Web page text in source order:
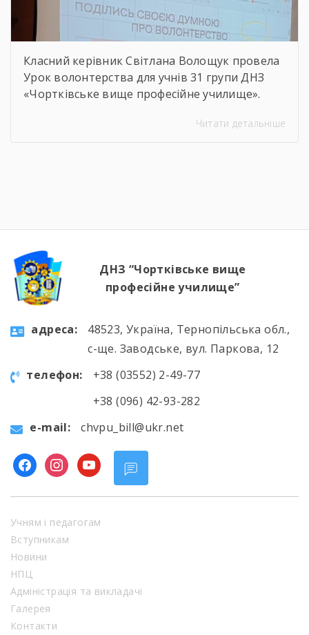
Класний керівник Світлана Волощук провела
Урок волонтерства для учнів 31 групи ДНЗ
«Чортківське вище професійне училище».
урок відбувся онлайн, у живому спілкуванні, з
Читати детальніше
ДНЗ “Чортківське вище
професійне училище”
aдресa:
48523, Україна, Тернопільська обл.,
с-ще. Заводське, вул. Паркова, 12
телефон:
+38 (03552) 2-49-77
+38 (096) 42-93-282
e-mail:
chvpu_bill@ukr.net
facebookinstagram
youtube
Учням і педагогам
Вступникам
Новини
НПЦ
Адміністрація та викладачі
Галерея
Контакти